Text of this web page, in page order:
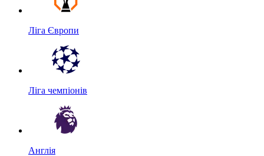
Ліга Європи
Ліга чемпіонів
Англія